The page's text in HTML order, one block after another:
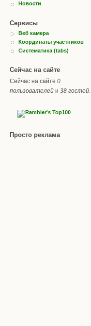
Новости
Сервисы
Веб камера
Координаты участников
Систематика (tabs)
Сейчас на сайте
Сейчас на сайте 0
пользователей и 38 гостей.
Просто реклама